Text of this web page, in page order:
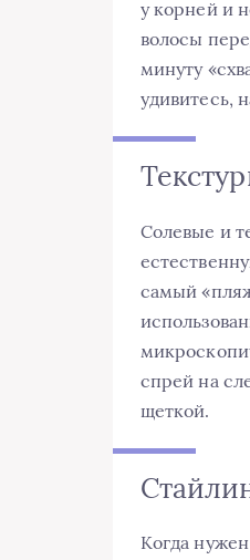
у корней и
волосы
минуту
удивитесь,
Солевые и
самый
спрей на
щеткой.
Когда